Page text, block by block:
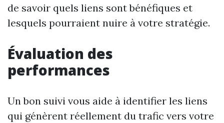
de savoir quels liens sont bénéfiques et
lesquels pourraient nuire à votre stratégie.
Évaluation des
performances
Un bon suivi vous aide à identifier les liens
qui génèrent réellement du trafic vers votre